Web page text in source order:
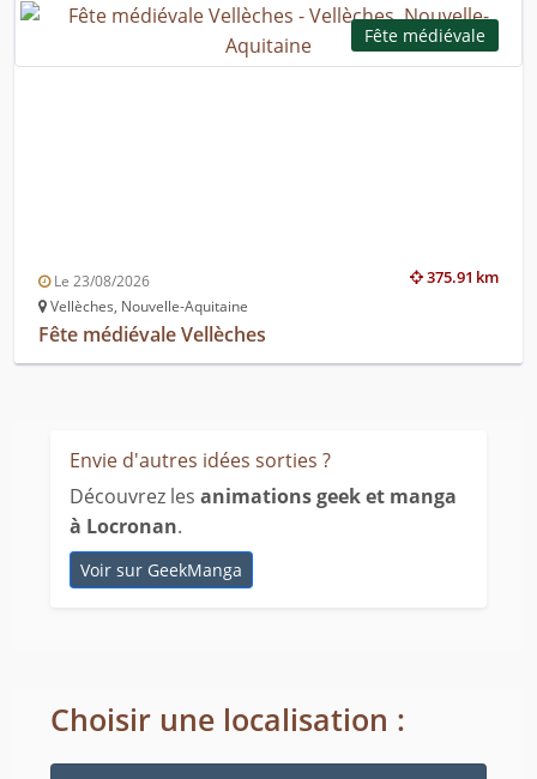
Fête médiévale
375.91 km
Le 23/08/2026
Vellèches, Nouvelle-Aquitaine
Fête médiévale Vellèches
Envie d'autres idées sorties ?
Découvrez les animations geek et manga
à Locronan.
Voir sur GeekManga
Choisir une localisation :